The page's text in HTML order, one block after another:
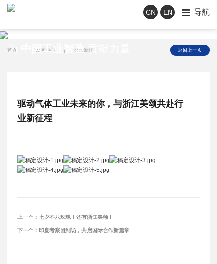
CN EN 导航
为 中国工业智造贡献力量
首页 新闻中心 | 公司新闻 返回上一页
驱动气体工业未来的你，与浙江美颂共赴行
业新征程
上一个： 七夕不只玫瑰！还有浙江美颂！
下一个： 印度考察团到访，共启国际合作新篇章